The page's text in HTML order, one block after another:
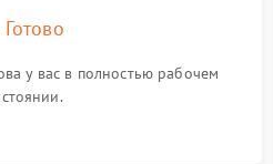
Готово
у вас в полностью рабочем